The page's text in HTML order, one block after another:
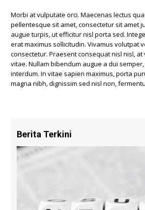
Morbi at vulputate orci. Maecenas lectus
pellentesque sit amet, consectetur sit amet
augue turpis, ut efficitur nisl porta sed.
erat maximus sollicitudin. Vivamus volutpat
consectetur. Praesent consequat nisl nisl,
vitae. Nullam bibendum augue a dui
interdum. In vitae sapien maximus, porta
magna nibh, dignissim sed nisl non,
Berita Terkini